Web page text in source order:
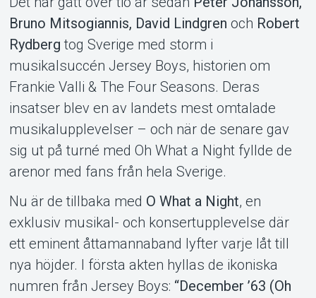
Bruno Mitsogiannis, David Lindgren och Robert
Rydberg tog Sverige med storm i
musikalsuccén Jersey Boys, historien om
Frankie Valli & The Four Seasons. Deras
insatser blev en av landets mest omtalade
musikalupplevelser – och när de senare gav
sig ut på turné med Oh What a Night fyllde de
arenor med fans från hela Sverige.
Nu är de tillbaka med O What a Night, en
exklusiv musikal- och konsertupplevelse där
ett eminent åttamannaband lyfter varje låt till
nya höjder. I första akten hyllas de ikoniska
numren från Jersey Boys: “December ’63 (Oh